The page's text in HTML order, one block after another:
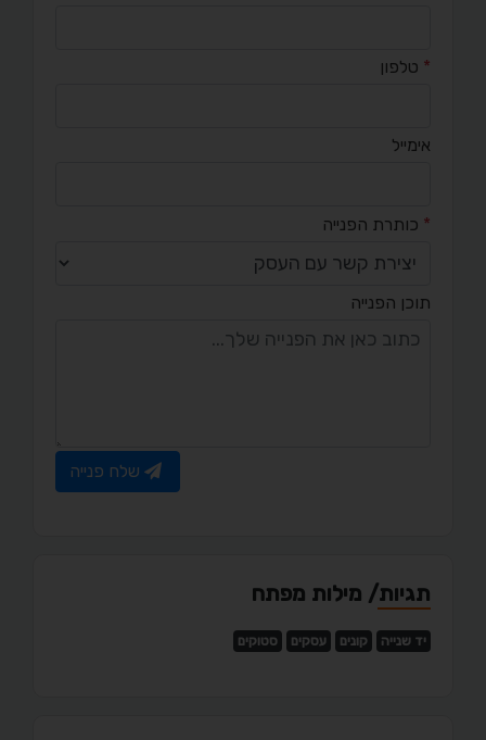
* טלפון
אימייל
* כותרת הפנייה
תוכן הפנייה
שלח פנייה
תגיות/ מילות מפתח
יד שנייה קונים עסקים סטוקים